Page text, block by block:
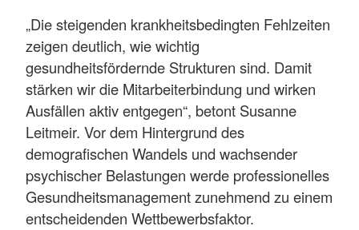
„Die steigenden krankheitsbedingten Fehlzeiten
zeigen deutlich, wie wichtig
gesundheitsfördernde Strukturen sind. Damit
stärken wir die Mitarbeiterbindung und wirken
Ausfällen aktiv entgegen“, betont Susanne
Leitmeir. Vor dem Hintergrund des
demografischen Wandels und wachsender
psychischer Belastungen werde professionelles
Gesundheitsmanagement zunehmend zu einem
entscheidenden Wettbewerbsfaktor.